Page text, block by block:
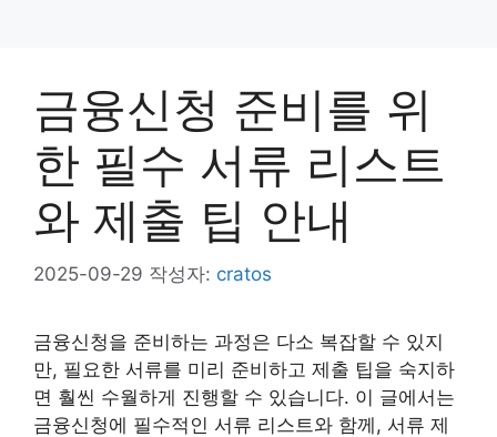
금융신청 준비를 위
한 필수 서류 리스트
와 제출 팁 안내
2025-09-29 작성자: cratos
금융신청을 준비하는 과정은 다소 복잡할 수 있지
만, 필요한 서류를 미리 준비하고 제출 팁을 숙지하
면 훨씬 수월하게 진행할 수 있습니다. 이 글에서는
금융신청에 필수적인 서류 리스트와 함께, 서류 제